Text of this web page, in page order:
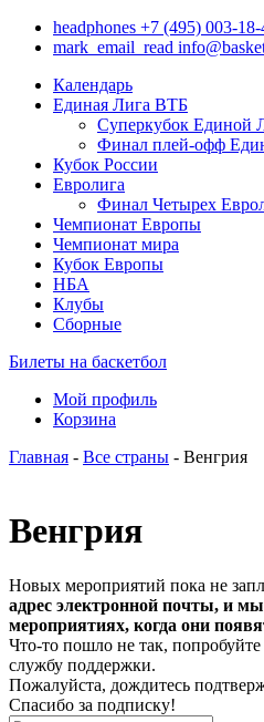
headphones +7 (495) 003-18-
mark_email_read
Календарь
Единая Лига ВТБ
Суперкубок Единой
Финал плей-офф
Кубок России
Евролига
Финал Четырех
Чемпионат Европы
Чемпионат мира
Кубок Европы
НБА
Клубы
Сборные
Билеты на баскетбол
Мой профиль
Корзина
Главная - Все страны - Венгрия
Венгрия
Новых мероприятий пока не
адрес электронной почты, и
мероприятиях, когда они
Что-то пошло не так, попробуйте
службу поддержки.
Пожалуйста, дождитесь
Спасибо за подписку!